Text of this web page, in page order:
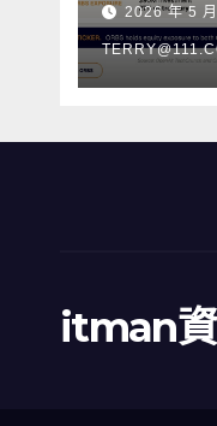
元，涵
Beast
過
WLD 代
2026 年 5
itman